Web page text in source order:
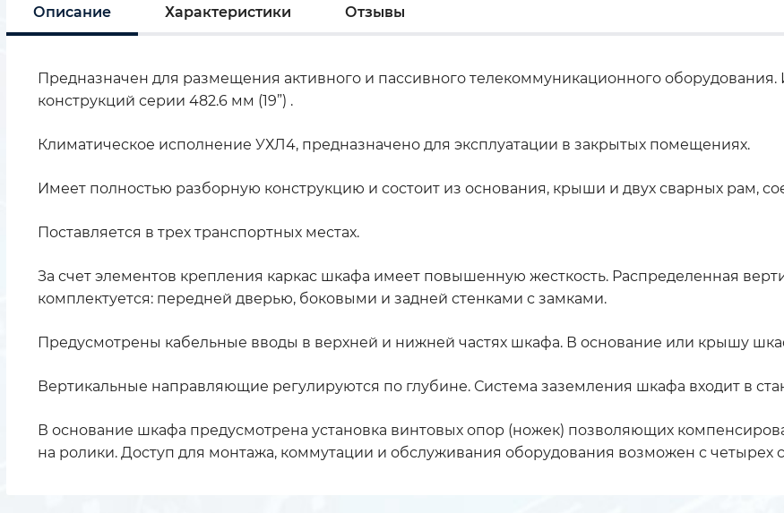
Описание Характеристики Отзывы
Предназначен для размещения активного и пассивного телекоммуникационного
конструкций серии 482.6 мм (19”) .
Климатическое исполнение УХЛ4, предназначено для эксплуатации в закрытых помещениях.
Имеет полностью разборную конструкцию и состоит из основания, крыши и двух сварных рам,
Поставляется в трех транспортных местах.
За счет элементов крепления каркас шкафа имеет повышенную жесткость. Распределенная
комплектуется: передней дверью, боковыми и задней стенками с замками.
Предусмотрены кабельные вводы в верхней и нижней частях шкафа. В основание или крышу
Вертикальные направляющие регулируются по глубине. Система заземления шкафа входит в
В основание шкафа предусмотрена установка винтовых опор (ножек) позволяющих
на ролики. Доступ для монтажа, коммутации и обслуживания оборудования возможен с четырех